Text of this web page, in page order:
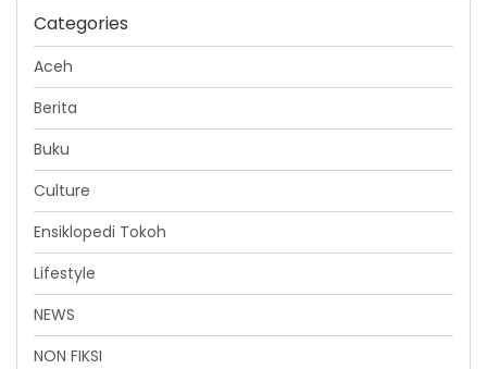
Categories
Aceh
Berita
Buku
Culture
Ensiklopedi Tokoh
Lifestyle
NEWS
NON FIKSI